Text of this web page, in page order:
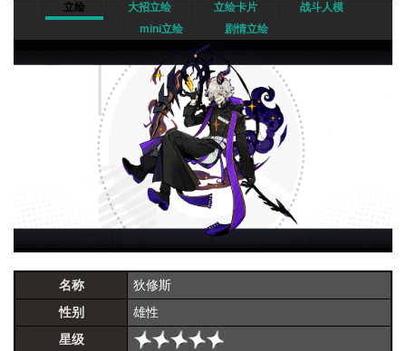
立绘 大招立绘 立绘卡片
战斗人模
mini立绘
剧情立绘
名称
狄修斯
性别
雄性
星级